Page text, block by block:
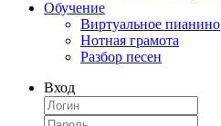
Обучение
Виртуальное пианино
Нотная грамота
Разбор песен
Вход